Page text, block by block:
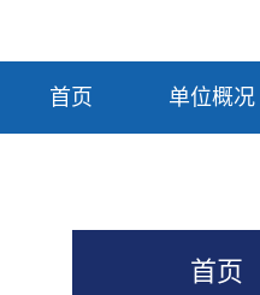
首页 单位概况
首页